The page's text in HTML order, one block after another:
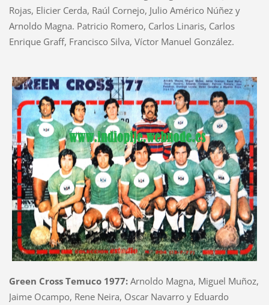
Rojas, Elicier Cerda, Raúl Cornejo, Julio Américo Núñez y
Arnoldo Magna. Patricio Romero, Carlos Linaris, Carlos
Enrique Graff, Francisco Silva, Víctor Manuel González.
Green Cross Temuco 1977:Arnoldo Magna, Miguel Muñoz,
Jaime Ocampo, Rene Neira, Oscar Navarro y Eduardo